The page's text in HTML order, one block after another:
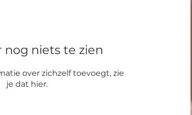
nog niets te zien
over zichzelf toevoegt, zie
je dat hier.